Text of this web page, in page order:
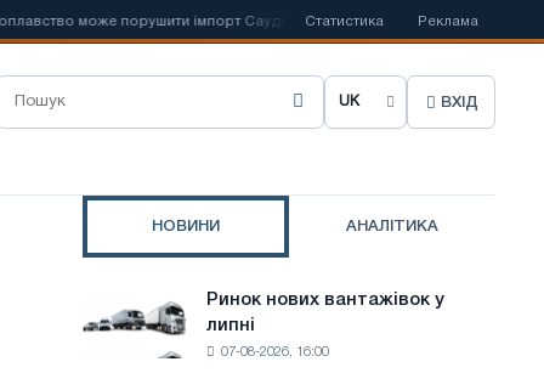
може порушити імпорт Саудівської сталі Іспанська Acerinox
Статистика Реклама
О
р
м
ВХІД
НОВИНИ АНАЛІТИКА
Ринок
нових
вантажівок
Ринок нових вантажівок у
липні
07-08-2026, 16:00